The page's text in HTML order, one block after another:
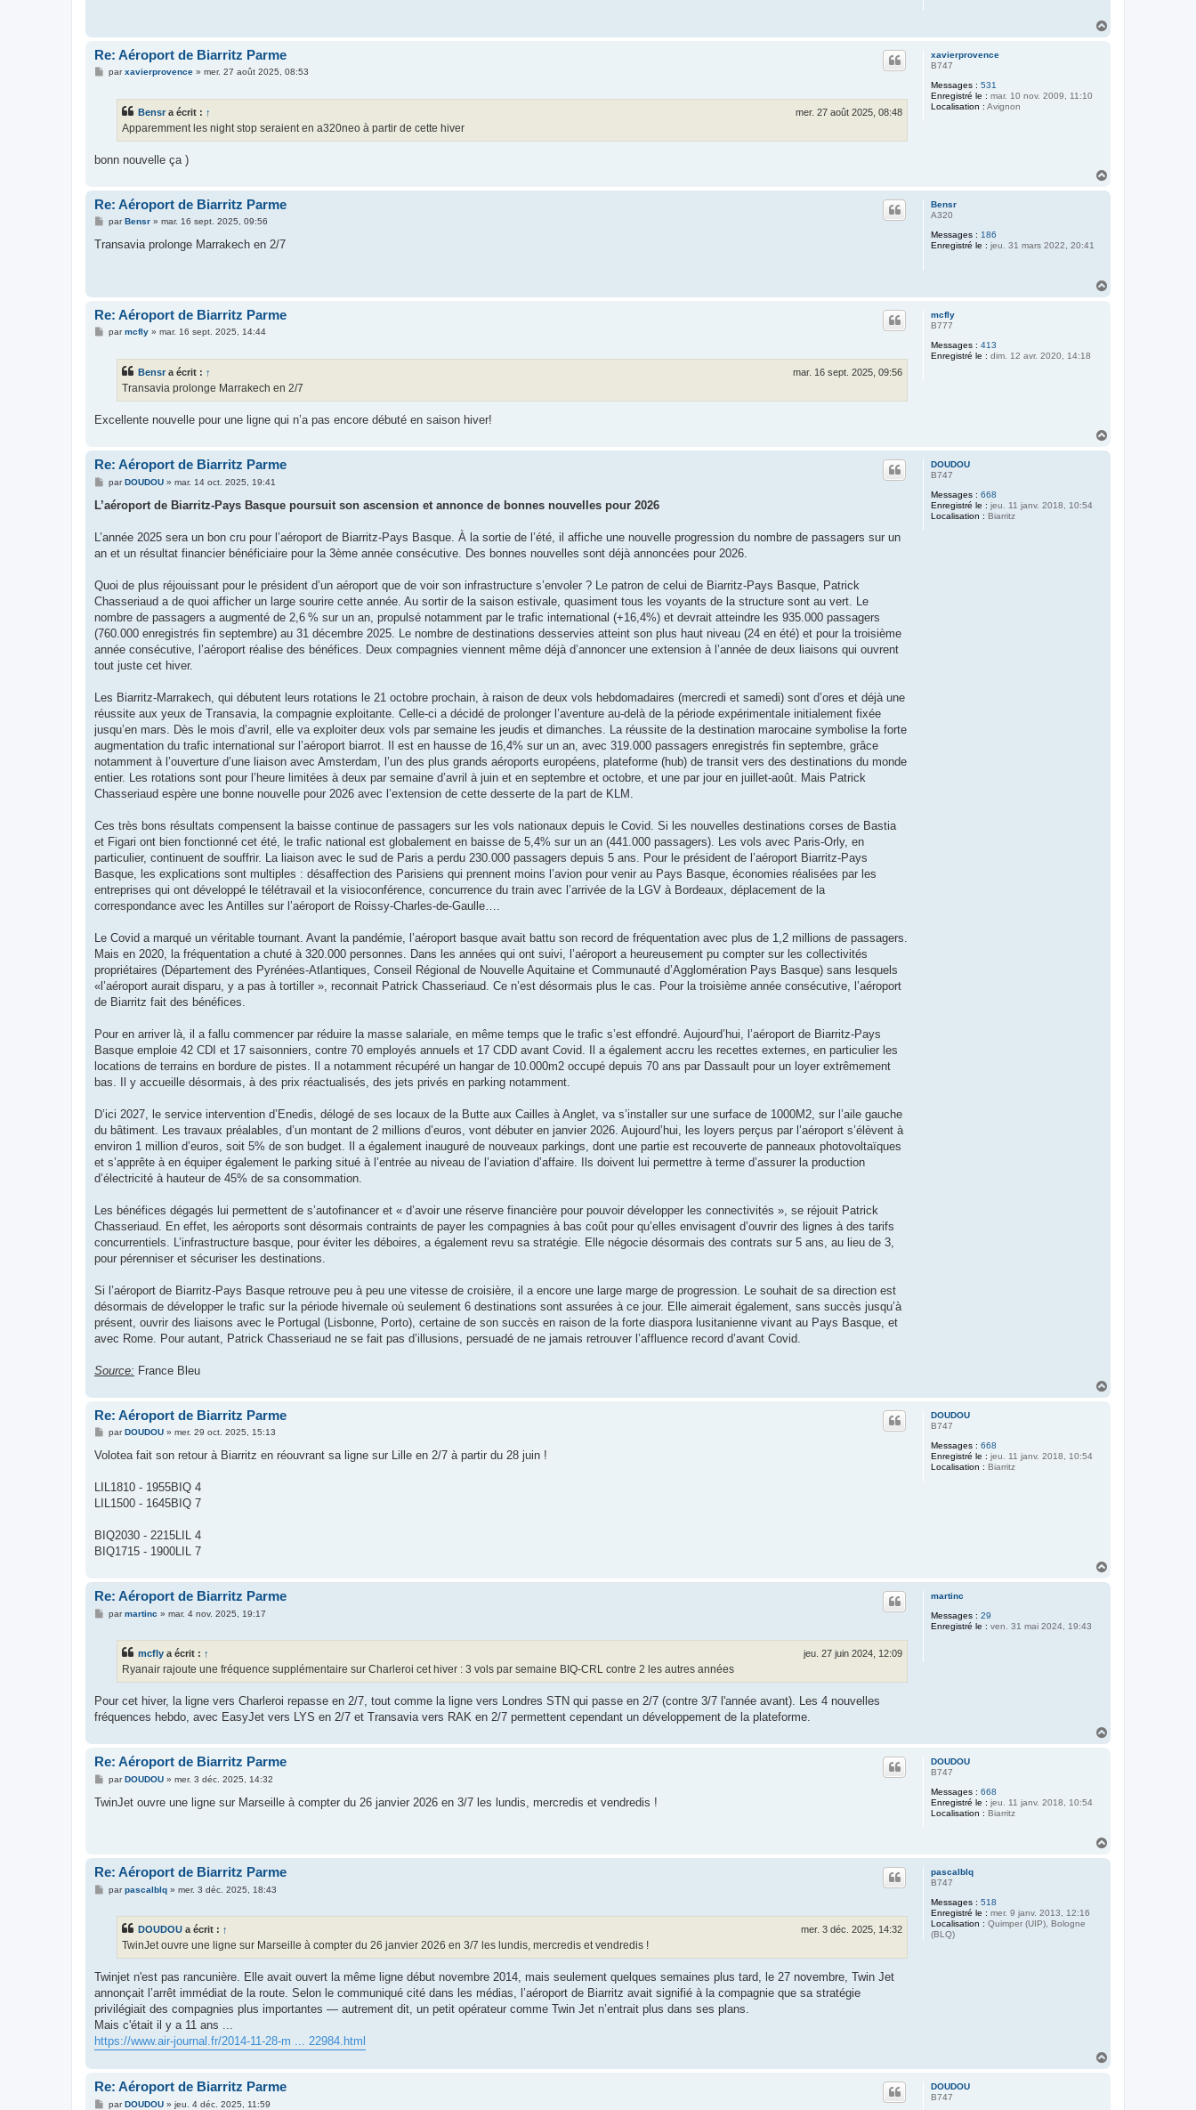
xavierprovence
B747
Messages : 531
Enregistré le : mar. 10 nov. 2009, 11:10
Localisation : Avignon
Re: Aéroport de Biarritz Parme
Mparxavierprovence» mer. 27 août 2025, 08:53
Bensr a écrit : ↑ mer. 27 août 2025, 08:48
Apparemment les night stop seraient en a320neo à partir de cette hiver
bonn nouvelle ça )
Bensr
A320
Messages : 186
Enregistré le : jeu. 31 mars 2022, 20:41
Re: Aéroport de Biarritz Parme
M
s
par Bensr» mar. 16 sept. 2025, 09:56
Transavia prolonge Marrakech en 2/7
mcfly
B777
Messages : 413
Enregistré le : dim. 12 avr. 2020, 14:18
Re: Aéroport de Biarritz Parme
Mparmcfly» mar. 16 sept. 2025, 14:44
Bensr a écrit : ↑ mar. 16 sept. 2025, 09:56
Transavia prolonge Marrakech en 2/7
Excellente nouvelle pour une ligne qui n’a pas encore débuté en saison hiver!
DOUDOU
B747
Messages : 668
Enregistré le : jeu. 11 janv. 2018, 10:54
Localisation : Biarritz
Re: Aéroport de Biarritz Parme
M
s
g
parDOUDOU» mar. 14 oct. 2025, 19:41
L’aéroport de Biarritz-Pays Basque poursuit son ascension et annonce de bonnes nouvelles pour 2026
L’année 2025 sera un bon cru pour l’aéroport de Biarritz-Pays Basque. À la sortie de l’été, il affiche une nouvelle progression du nombre de passagers sur un
an et un résultat financier bénéficiaire pour la 3ème année consécutive. Des bonnes nouvelles sont déjà annoncées pour 2026.
Quoi de plus réjouissant pour le président d’un aéroport que de voir son infrastructure s’envoler ? Le patron de celui de Biarritz-Pays Basque, Patrick
Chasseriaud a de quoi afficher un large sourire cette année. Au sortir de la saison estivale, quasiment tous les voyants de la structure sont au vert. Le
nombre de passagers a augmenté de 2,6 % sur un an, propulsé notamment par le trafic international (+16,4%) et devrait atteindre les 935.000 passagers
(760.000 enregistrés fin septembre) au 31 décembre 2025. Le nombre de destinations desservies atteint son plus haut niveau (24 en été) et pour la troisième
année consécutive, l’aéroport réalise des bénéfices. Deux compagnies viennent même déjà d’annoncer une extension à l’année de deux liaisons qui ouvrent
tout juste cet hiver.
Les Biarritz-Marrakech, qui débutent leurs rotations le 21 octobre prochain, à raison de deux vols hebdomadaires (mercredi et samedi) sont d’ores et déjà une
réussite aux yeux de Transavia, la compagnie exploitante. Celle-ci a décidé de prolonger l’aventure au-delà de la période expérimentale initialement fixée
jusqu’en mars. Dès le mois d’avril, elle va exploiter deux vols par semaine les jeudis et dimanches. La réussite de la destination marocaine symbolise la forte
augmentation du trafic international sur l’aéroport biarrot. Il est en hausse de 16,4% sur un an, avec 319.000 passagers enregistrés fin septembre, grâce
notamment à l’ouverture d’une liaison avec Amsterdam, l’un des plus grands aéroports européens, plateforme (hub) de transit vers des destinations du monde
entier. Les rotations sont pour l’heure limitées à deux par semaine d’avril à juin et en septembre et octobre, et une par jour en juillet-août. Mais Patrick
Chasseriaud espère une bonne nouvelle pour 2026 avec l’extension de cette desserte de la part de KLM.
Ces très bons résultats compensent la baisse continue de passagers sur les vols nationaux depuis le Covid. Si les nouvelles destinations corses de Bastia
et Figari ont bien fonctionné cet été, le trafic national est globalement en baisse de 5,4% sur un an (441.000 passagers). Les vols avec Paris-Orly, en
particulier, continuent de souffrir. La liaison avec le sud de Paris a perdu 230.000 passagers depuis 5 ans. Pour le président de l’aéroport Biarritz-Pays
Basque, les explications sont multiples : désaffection des Parisiens qui prennent moins l’avion pour venir au Pays Basque, économies réalisées par les
entreprises qui ont développé le télétravail et la visioconférence, concurrence du train avec l’arrivée de la LGV à Bordeaux, déplacement de la
correspondance avec les Antilles sur l’aéroport de Roissy-Charles-de-Gaulle….
Le Covid a marqué un véritable tournant. Avant la pandémie, l’aéroport basque avait battu son record de fréquentation avec plus de 1,2 millions de passagers.
Mais en 2020, la fréquentation a chuté à 320.000 personnes. Dans les années qui ont suivi, l’aéroport a heureusement pu compter sur les collectivités
propriétaires (Département des Pyrénées-Atlantiques, Conseil Régional de Nouvelle Aquitaine et Communauté d’Agglomération Pays Basque) sans lesquels
«l’aéroport aurait disparu, y a pas à tortiller », reconnait Patrick Chasseriaud. Ce n’est désormais plus le cas. Pour la troisième année consécutive, l’aéroport
de Biarritz fait des bénéfices.
Pour en arriver là, il a fallu commencer par réduire la masse salariale, en même temps que le trafic s’est effondré. Aujourd’hui, l’aéroport de Biarritz-Pays
Basque emploie 42 CDI et 17 saisonniers, contre 70 employés annuels et 17 CDD avant Covid. Il a également accru les recettes externes, en particulier les
locations de terrains en bordure de pistes. Il a notamment récupéré un hangar de 10.000m2 occupé depuis 70 ans par Dassault pour un loyer extrêmement
bas. Il y accueille désormais, à des prix réactualisés, des jets privés en parking notamment.
D’ici 2027, le service intervention d’Enedis, délogé de ses locaux de la Butte aux Cailles à Anglet, va s’installer sur une surface de 1000M2, sur l’aile gauche
du bâtiment. Les travaux préalables, d’un montant de 2 millions d’euros, vont débuter en janvier 2026. Aujourd’hui, les loyers perçus par l’aéroport s’élèvent à
environ 1 million d’euros, soit 5% de son budget. Il a également inauguré de nouveaux parkings, dont une partie est recouverte de panneaux photovoltaïques
et s’apprête à en équiper également le parking situé à l’entrée au niveau de l’aviation d’affaire. Ils doivent lui permettre à terme d’assurer la production
d’électricité à hauteur de 45% de sa consommation.
Les bénéfices dégagés lui permettent de s’autofinancer et « d’avoir une réserve financière pour pouvoir développer les connectivités », se réjouit Patrick
Chasseriaud. En effet, les aéroports sont désormais contraints de payer les compagnies à bas coût pour qu’elles envisagent d’ouvrir des lignes à des tarifs
concurrentiels. L’infrastructure basque, pour éviter les déboires, a également revu sa stratégie. Elle négocie désormais des contrats sur 5 ans, au lieu de 3,
pour pérenniser et sécuriser les destinations.
Si l’aéroport de Biarritz-Pays Basque retrouve peu à peu une vitesse de croisière, il a encore une large marge de progression. Le souhait de sa direction est
désormais de développer le trafic sur la période hivernale où seulement 6 destinations sont assurées à ce jour. Elle aimerait également, sans succès jusqu’à
présent, ouvrir des liaisons avec le Portugal (Lisbonne, Porto), certaine de son succès en raison de la forte diaspora lusitanienne vivant au Pays Basque, et
avec Rome. Pour autant, Patrick Chasseriaud ne se fait pas d’illusions, persuadé de ne jamais retrouver l’affluence record d’avant Covid.
Source: France Bleu
DOUDOU
B747
Messages : 668
Enregistré le : jeu. 11 janv. 2018, 10:54
Localisation : Biarritz
Re: Aéroport de Biarritz Parme
M
s
g
parDOUDOU» mer. 29 oct. 2025, 15:13
Volotea fait son retour à Biarritz en réouvrant sa ligne sur Lille en 2/7 à partir du 28 juin !
LIL1810 - 1955BIQ 4
LIL1500 - 1645BIQ 7
BIQ2030 - 2215LIL 4
BIQ1715 - 1900LIL 7
martinc
Messages : 29
Enregistré le : ven. 31 mai 2024, 19:43
Re: Aéroport de Biarritz Parme
Mparmartinc » mar. 4 nov. 2025, 19:17
mcfly a écrit : ↑ jeu. 27 juin 2024, 12:09
Ryanair rajoute une fréquence supplémentaire sur Charleroi cet hiver : 3 vols par semaine BIQ-CRL contre 2 les autres années
Pour cet hiver, la ligne vers Charleroi repasse en 2/7, tout comme la ligne vers Londres STN qui passe en 2/7 (contre 3/7 l'année avant). Les 4 nouvelles
fréquences hebdo, avec EasyJet vers LYS en 2/7 et Transavia vers RAK en 2/7 permettent cependant un développement de la plateforme.
DOUDOU
B747
Messages : 668
Enregistré le : jeu. 11 janv. 2018, 10:54
Localisation : Biarritz
Re: Aéroport de Biarritz Parme
M
s
parDOUDOU» mer. 3 déc. 2025, 14:32
TwinJet ouvre une ligne sur Marseille à compter du 26 janvier 2026 en 3/7 les lundis, mercredis et vendredis !
pascalblq
B747
Messages : 518
Enregistré le : mer. 9 janv. 2013, 12:16
Localisation : Quimper (UIP), Bologne
(BLQ)
Re: Aéroport de Biarritz Parme
Mparpascalblq» mer. 3 déc. 2025, 18:43
DOUDOU a écrit : ↑ mer. 3 déc. 2025, 14:32
TwinJet ouvre une ligne sur Marseille à compter du 26 janvier 2026 en 3/7 les lundis, mercredis et vendredis !
Twinjet n'est pas rancunière. Elle avait ouvert la même ligne début novembre 2014, mais seulement quelques semaines plus tard, le 27 novembre, Twin Jet
annonçait l’arrêt immédiat de la route. Selon le communiqué cité dans les médias, l’aéroport de Biarritz avait signifié à la compagnie que sa stratégie
privilégiait des compagnies plus importantes — autrement dit, un petit opérateur comme Twin Jet n’entrait plus dans ses plans.
Mais c'était il y a 11 ans ...
https://www.air-journal.fr/2014-11-28-m ... 22984.html
DOUDOU
B747
Re: Aéroport de Biarritz Parme
MparDOUDOU» jeu. 4 déc. 2025, 11:59